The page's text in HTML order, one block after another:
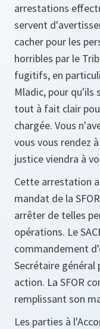
arrestations
servent
cacher pour les
horribles par le
fugitifs, en
Mladic, pour qu'ils
tout à fait clair
chargée. Vous
vous vous rendez
justice viendra à
Cette arrestation
mandat de la
arrêter de telles
opérations. Le
commandement
Secrétaire
action. La SFOR
remplissant son
Les parties à